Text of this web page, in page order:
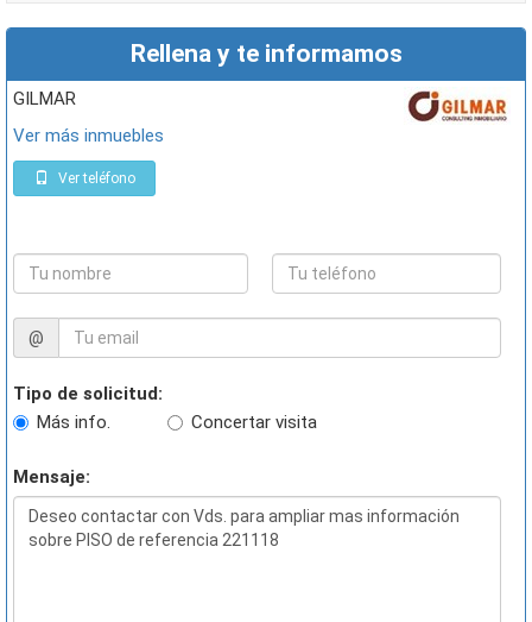
Rellena y te informamos
GILMAR
Ver más inmuebles
Ver teléfono
@
Tipo de solicitud:
Más info.
Concertar visita
Mensaje: